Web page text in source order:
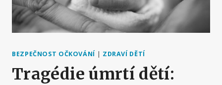
BEZPEČNOST OČKOVÁNÍ | ZDRAVÍ DĚTÍ
Tragédie úmrtí dětí: